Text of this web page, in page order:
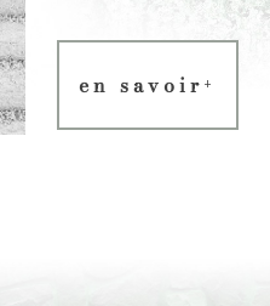
en savoir +